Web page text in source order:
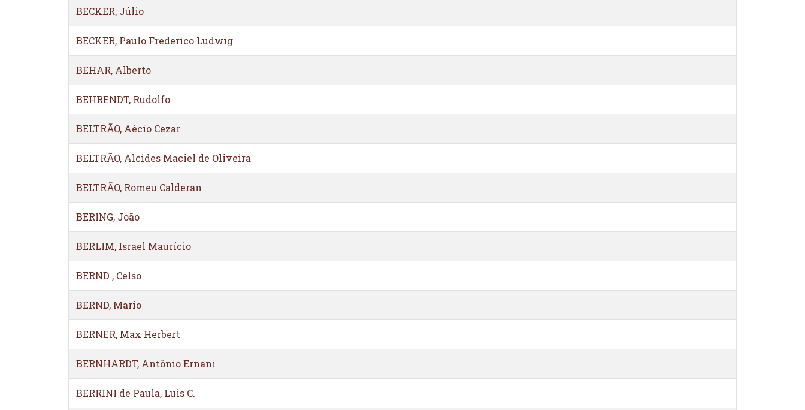
BECKER, Júlio
BECKER, Paulo Frederico Ludwig
BEHAR, Alberto
BEHRENDT, Rudolfo
BELTRÃO, Aécio Cezar
BELTRÃO, Alcides Maciel de Oliveira
BELTRÃO, Romeu Calderan
BERING, João
BERLIM, Israel Maurício
BERND , Celso
BERND, Mario
BERNER, Max Herbert
BERNHARDT, Antônio Ernani
BERRINI de Paula, Luis C.